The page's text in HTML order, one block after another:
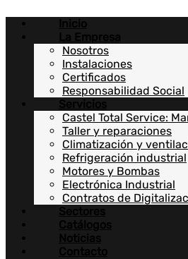
contenido
Inicio
La Empresa
Nosotros
Instalaciones
Certificados
Responsabilidad Social
Servicios
Castel Total Service:
Taller y reparaciones
Climatización y
Refrigeración industrial
Motores y Bombas
Electrónica Industrial
Contratos de
Sectores
Catálogos
Noticias
Contacto